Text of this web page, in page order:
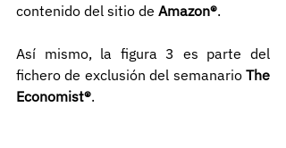
contenido del sitio de Amazon®.
Así mismo, la figura 3 es parte del
fichero de exclusión del semanario The
Economist®.